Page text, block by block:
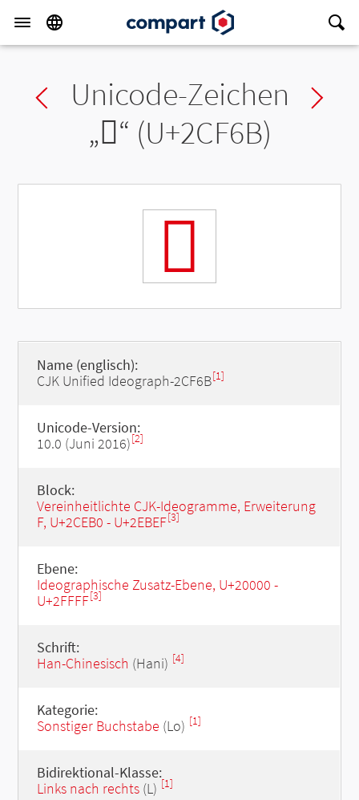
Previous char
Unicode-Zeichen
„𬽫“ (U+2CF6B)
𬽫
Name (englisch):
CJK Unified Ideograph-2CF6B[1]
Unicode-Version:
10.0 (Juni 2016)[2]
Block:
Vereinheitlichte CJK-Ideogramme, Erweiterung
F, U+2CEB0 - U+2EBEF[3]
Ebene:
Ideographische Zusatz-Ebene, U+20000 -
U+2FFFF[3]
Schrift:
Han-Chinesisch (Hani) [4]
Kategorie:
Sonstiger Buchstabe (Lo) [1]
Bidirektional-Klasse:
Links nach rechts(L) [1]